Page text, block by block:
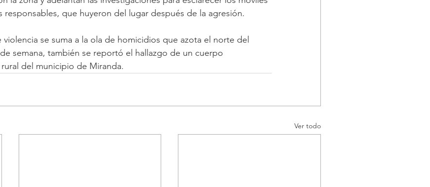
responsables, que huyeron del lugar después de la agresión.
se suma a la ola de homicidios que azota el norte del
semana, también se reportó el hallazgo de un cuerpo
del municipio de Miranda.
Ver todo